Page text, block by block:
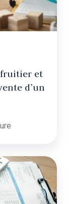
et
d’un